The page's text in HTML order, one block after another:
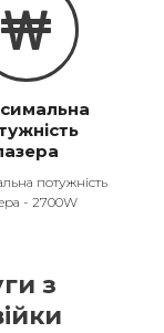
потужність
- 2700W
з